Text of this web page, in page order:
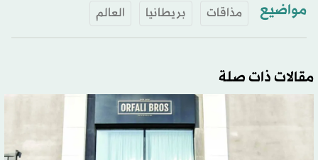
مواضيع مذاقات بريطانيا العالم
مقالات ذات صلة